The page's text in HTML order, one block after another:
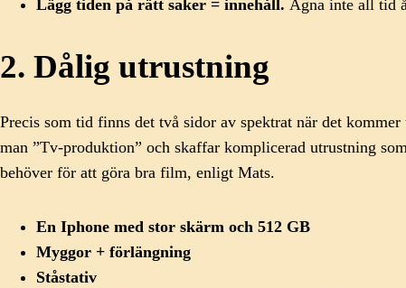
Lägg tiden på rätt saker = innehåll. Ägna inte all tid
2. Dålig utrustning
Precis som tid finns det två sidor av spektrat när det
man ”Tv-produktion” och skaffar komplicerad utrustning
behöver för att göra bra film, enligt Mats.
En Iphone med stor skärm och 512 GB
Myggor + förlängning
Ståstativ